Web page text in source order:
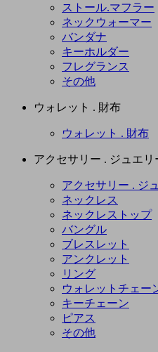
ストール.マフラー
ネックウォーマー
バンダナ
キーホルダー
フレグランス
その他
ウォレット . 財布
ウォレット . 財布
アクセサリー . ジュエリ
アクセサリー . ジ
ネックレス
ネックレストップ
バングル
ブレスレット
アンクレット
リング
ウォレットチェー
キーチェーン
ピアス
その他